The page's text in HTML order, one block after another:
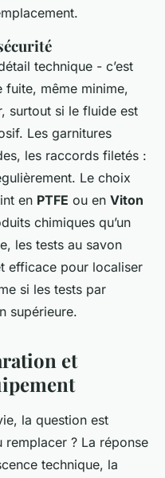
technique - c’est
fuite, même minime,
surtout si le fluide est
Les garnitures
les raccords filetés :
Le choix
en PTFE ou en Viton
chimiques qu’un
les tests au savon
efficace pour localiser
si les tests par
supérieure.
et
la question est
? La réponse
technique, la